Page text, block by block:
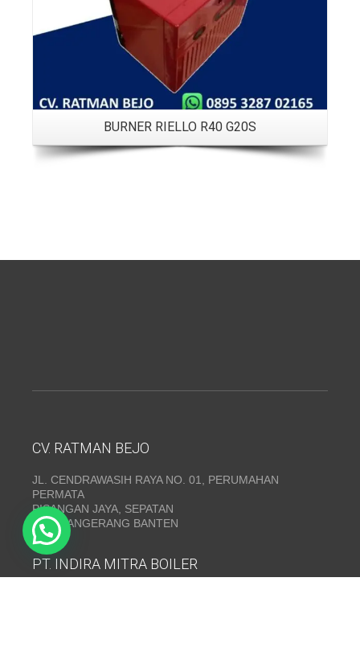
BURNER RIELLO R40 G20S
CV. RATMAN BEJO
JL. CENDRAWASIH RAYA NO. 01, PERUMAHAN
PERMATA
PISANGAN JAYA, SEPATAN
KAB. TANGERANG BANTEN
PT. INDIRA MITRA BOILER